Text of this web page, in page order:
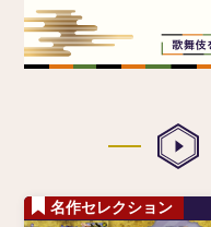
名作セレクション